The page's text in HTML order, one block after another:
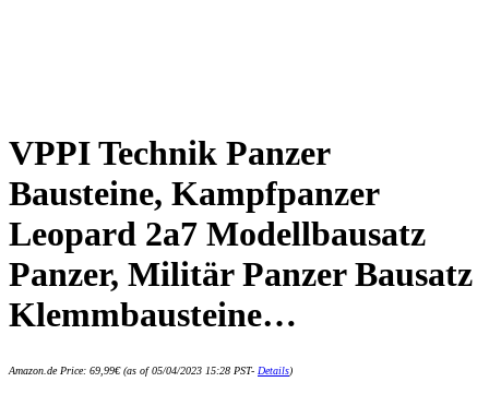
VPPI Technik Panzer
Bausteine, Kampfpanzer
Leopard 2a7 Modellbausatz
Panzer, Militär Panzer Bausatz
Klemmbausteine…
Amazon.de Price: 69,99€(as of 05/04/2023 15:28 PST- Details)